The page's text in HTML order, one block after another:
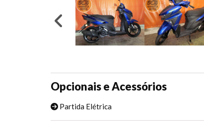
Opcionais e Acessórios
Partida Elétrica